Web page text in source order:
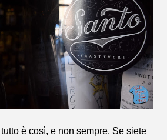
è così, e non sempre. Se siete